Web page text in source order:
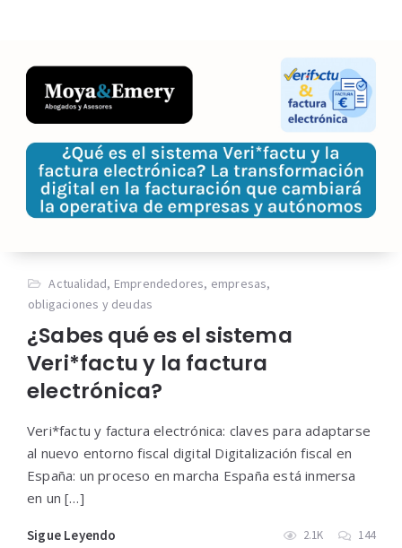
Actualidad, Emprendedores, empresas,
obligaciones y deudas
¿Sabes qué es el sistema
Veri*factu y la factura
electrónica?
Veri*factu y factura electrónica: claves para adaptarse
al nuevo entorno fiscal digital Digitalización fiscal en
España: un proceso en marcha España está inmersa
en un […]
Sigue Leyendo 2.1K 144